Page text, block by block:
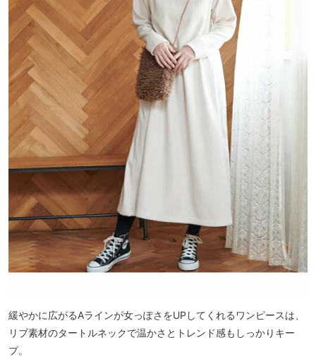
緩やかに広がるAラインが女っぽさをUPしてくれるワンピースは、
リブ素材のタートルネックで温かさとトレンド感もしっかりキー
プ。